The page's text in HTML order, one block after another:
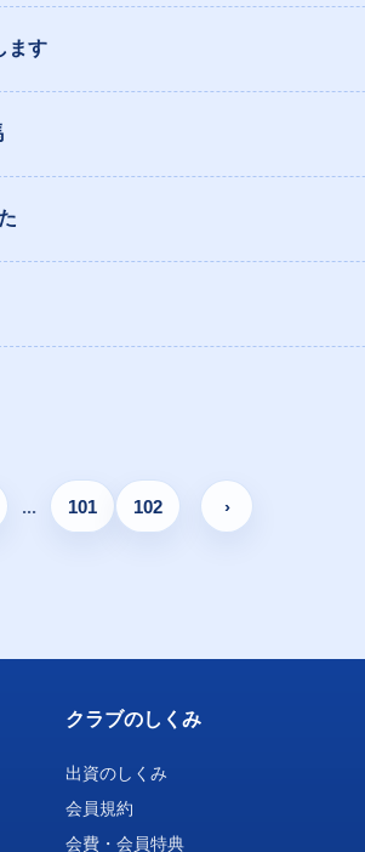
ます
... 101 102 ›
クラブのしくみ
出資のしくみ
会員規約
会費・会員特典